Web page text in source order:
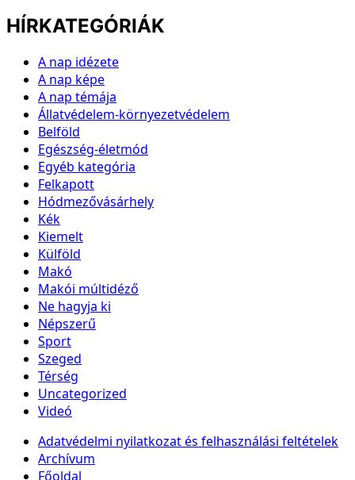
HÍRKATEGÓRIÁK
A nap idézete
A nap képe
A nap témája
Állatvédelem-környezetvédelem
Belföld
Egészség-életmód
Egyéb kategória
Felkapott
Hódmezővásárhely
Kék
Kiemelt
Külföld
Makó
Makói múltidéző
Ne hagyja ki
Népszerű
Sport
Szeged
Térség
Uncategorized
Videó
Adatvédelmi nyilatkozat és felhasználási feltételek
Archívum
Főoldal